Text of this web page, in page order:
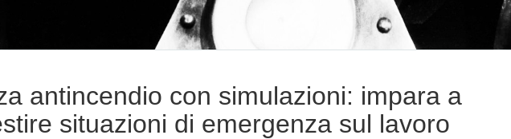
antincendio con simulazioni: impara a
situazioni di emergenza sul lavoro